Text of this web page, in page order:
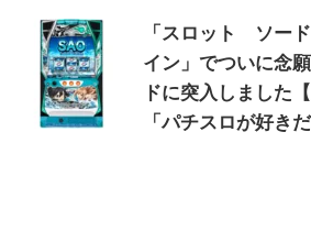
「スロット ソー
イン」でついに念
ドに突入しました
「パチスロが好き